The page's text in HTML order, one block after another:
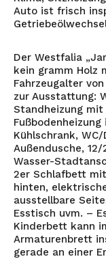
Auto ist frisch
Der Westfalia
kein gramm Holz
Fahrzeugalter
zur Ausstattung:
Standheizung
Kühlschrank,
Außendusche,
Wasser-
2er Schlafbett
hinten,
ausstellbare
Esstisch uvm. –
Kinderbett kann
Armaturenbrett
gerade an einer